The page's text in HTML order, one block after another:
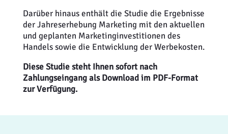
Darüber hinaus enthält die Studie die Ergebnisse
der Jahreserhebung Marketing mit den aktuellen
und geplanten Marketinginvestitionen des
Handels sowie die Entwicklung der Werbekosten.
Diese Studie steht Ihnen sofort nach
Zahlungseingang als Download im PDF-Format
zur Verfügung.